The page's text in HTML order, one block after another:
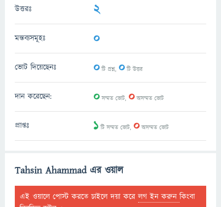
উত্তরঃ 2
মন্তব্যসমূহঃ 0
ভোট দিয়েছেনঃ 0টি প্রশ্ন, 0টি উত্তর
দান করেছেন: 0সম্মত ভোট, 0অসম্মত ভোট
প্রাপ্তঃ 1টি সম্মত ভোট, 0অসম্মত ভোট
Tahsin Ahammad এর ওয়াল
এই ওয়ালে পোস্ট করতে চাইলে দয়া করেলগ ইন করুনকিংবা